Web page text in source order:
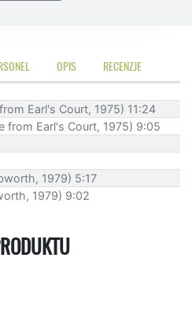
OPIS RECENZJE
Earl's Court, 1975) 11:24
from Earl's Court, 1975) 9:05
1979) 5:17
1979) 9:02